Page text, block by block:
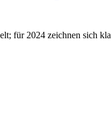
für 2024 zeichnen sich